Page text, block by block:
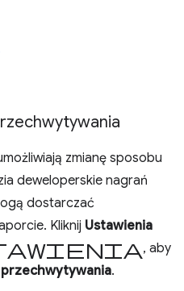
zmianę sposobu
deweloperskie nagrań
dostarczać
Kliknij Ustawienia
, aby
.